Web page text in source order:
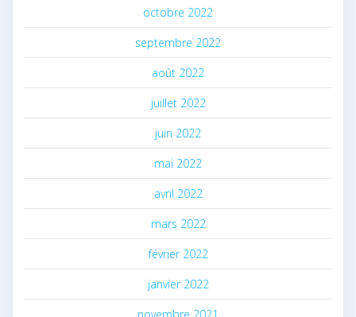
octobre 2022
septembre 2022
août 2022
juillet 2022
juin 2022
mai 2022
avril 2022
mars 2022
février 2022
janvier 2022